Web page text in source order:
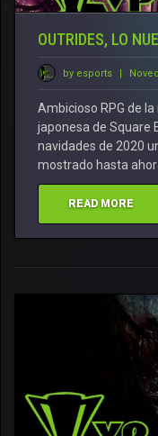
OUTRIDES, LO
by esports |
Ambicioso RPG de
japonesa de Square
navidades de 2020
mostrado hasta
READ MORE